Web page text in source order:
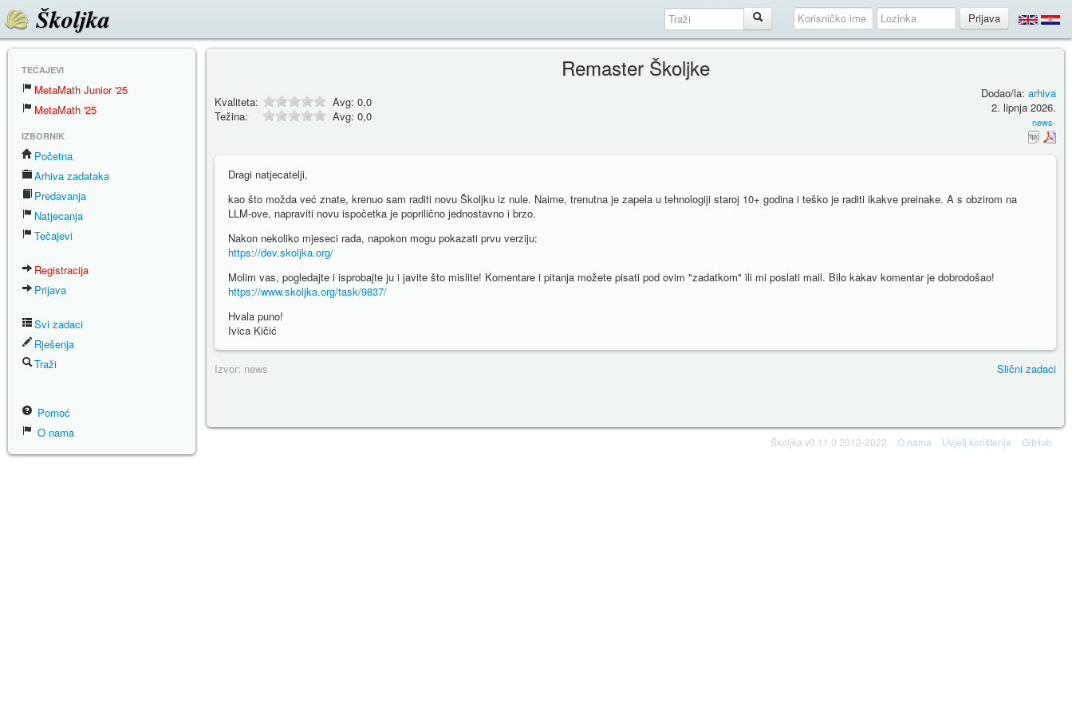
Školjka
TEČAJEVI
MetaMath Junior '25
MetaMath '25
IZBORNIK
Početna
Arhiva zadataka
Predavanja
Natjecanja
Tečajevi
Registracija
Prijava
Svi zadaci
Rješenja
Traži
Pomoć
O nama
Remaster Školjke
Kvaliteta: Avg: 0,0
Težina:
Avg: 0,0
Dodao/la: arhiva
2. lipnja 2026.
news
Dragi natjecatelji,
kao što možda već znate, krenuo sam raditi novu Školjku iz nule. Naime, trenutna je zapela u tehnologiji staroj 10+ godina i teško je raditi ikakve preinake. A s obzirom na
LLM-ove, napraviti novu ispočetka je poprilično jednostavno i brzo.
Nakon nekoliko mjeseci rada, napokon mogu pokazati prvu verziju:
https://dev.skoljka.org/
Molim vas, pogledajte i isprobajte ju i javite što mislite! Komentare i pitanja možete pisati pod ovim "zadatkom" ili mi poslati mail. Bilo kakav komentar je dobrodošao!
https://www.skoljka.org/task/9837/
Hvala puno!
Ivica Kičić
Izvor: news Slični zadaci
Školjka v0.11.0 2012-2022 O nama Uvjeti korištenja GitHub